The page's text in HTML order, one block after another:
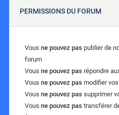
PERMISSIONS DU FORUM
Vous ne pouvez pas publier de
forum
Vous ne pouvez pas répondre
Vous ne pouvez pas modifier
Vous ne pouvez pas supprimer
Vous ne pouvez pas transférer